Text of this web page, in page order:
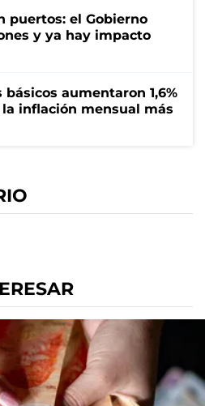
puertos: el Gobierno
y ya hay impacto
aumentaron 1,6%
inflación mensual más